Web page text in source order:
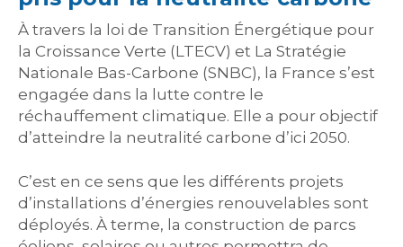
À travers la loi de Transition Énergétique pour
la Croissance Verte (LTECV) et La Stratégie
Nationale Bas-Carbone (SNBC), la France s’est
engagée dans la lutte contre le
réchauffement climatique. Elle a pour objectif
d’atteindre la neutralité carbone d’ici 2050.
C’est en ce sens que les différents projets
d’installations d’énergies renouvelables sont
déployés. À terme, la construction de parcs